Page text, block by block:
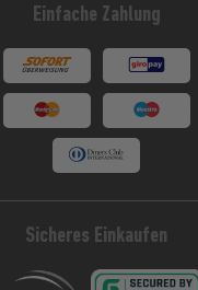
Einfache Zahlung
Sicheres Einkaufen